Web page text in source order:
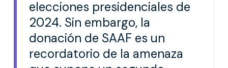
elecciones presidenciales de
2024. Sin embargo, la
donación de SAAF es un
recordatorio de la amenaza